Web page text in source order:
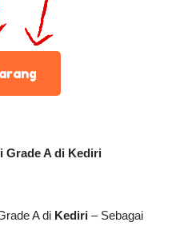
Grade A di Kediri
A di Kediri – Sebagai